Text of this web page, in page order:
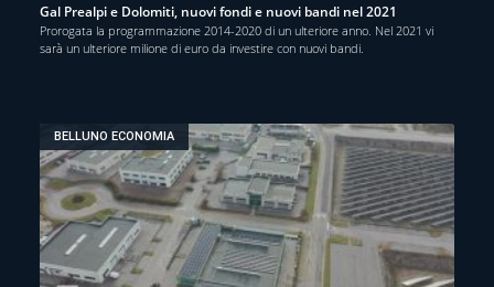
Gal Prealpi e Dolomiti, nuovi fondi e nuovi bandi nel 2021
Prorogata la programmazione 2014-2020 di un ulteriore anno. Nel 2021 vi
sarà un ulteriore milione di euro da investire con nuovi bandi.
BELLUNO ECONOMIA